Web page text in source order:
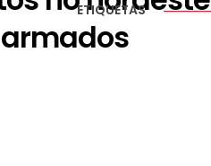
ETIQUETAS